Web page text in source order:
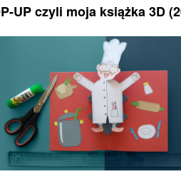
UP czyli moja książka 3D